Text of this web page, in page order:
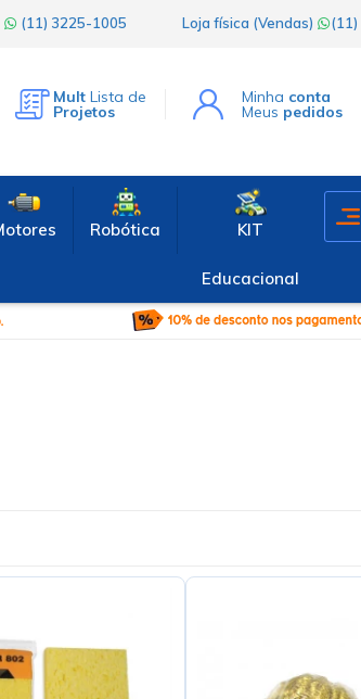
(11) 3225-1005 Loja física (Vendas)
Mult Lista de
Projetos
Minha conta
Meus pedidos
Robótica KIT
Educacional